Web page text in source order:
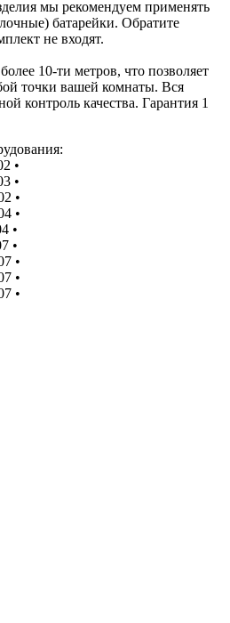
мы рекомендуем применять
батарейки. Обратите
не входят.
10-ти метров, что позволяет
точки вашей комнаты. Вся
контроль качества. Гарантия 1
•
•
•
•
•
•
•
•
•